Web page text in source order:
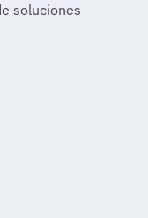
soluciones